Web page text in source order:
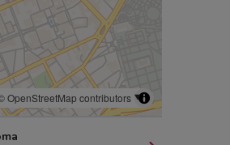
OpenStreetMap contributors